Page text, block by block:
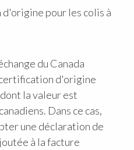
pour les colis à
du Canada
d'origine
la valeur est
Dans ce cas,
une déclaration de
à la facture